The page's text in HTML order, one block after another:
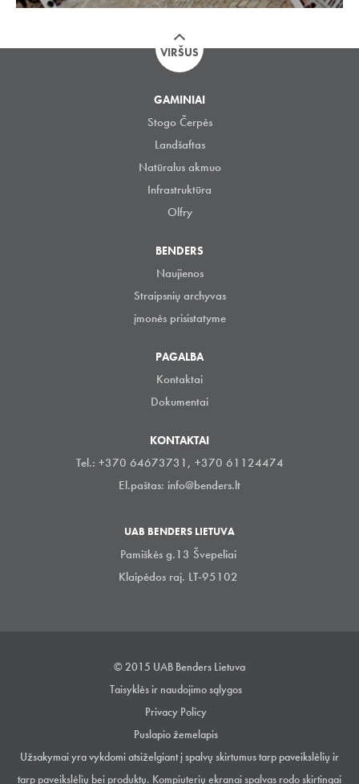
VIRŠUS
GAMINIAI
Stogo Čerpės
Landšaftas
Natūralus akmuo
Infrastruktūra
Olfry
BENDERS
Naujienos
Straipsnių archyvas
įmonės prisistatyme
PAGALBA
Kontaktai
Dokumentai
KONTAKTAI
Tel.: +370 64673731, +370 61124474
El.paštas: info@benders.lt
UAB BENDERS LIETUVA
Pamiškės g.13 Švepeliai
Klaipėdos raj. LT-95102
© 2015 UAB Benders Lietuva
Taisyklės ir naudojimo sąlygos
Privacy Policy
Puslapio žemelapis
Užsakymai yra vykdomi atsiželgiant į spalvų skirtumus tarp paveikslėlių ir
tarp paveikslėlių bei produktų. Kompiuterių ekranai spalvas rodo skirtingai